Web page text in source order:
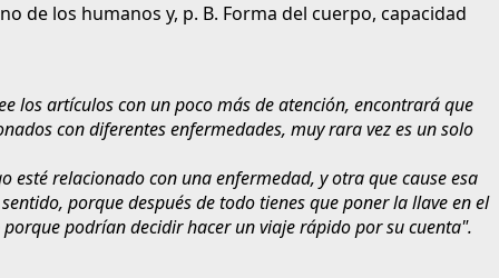
de los humanos y, p. B. Forma del cuerpo, capacidad
los artículos con un poco más de atención, encontrará que
con diferentes enfermedades, muy rara vez es un solo
relacionado con una enfermedad, y otra que cause esa
porque después de todo tienes que poner la llave en el
podrían decidir hacer un viaje rápido por su cuenta".